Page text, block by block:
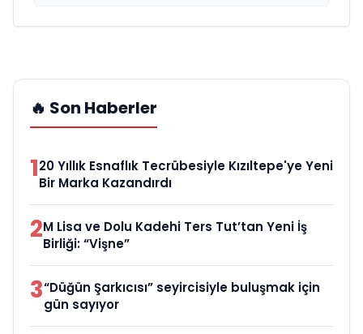
🔥 Son Haberler
120 Yıllık Esnaflık Tecrübesiyle Kızıltepe'ye Yeni
Bir Marka Kazandırdı
2M Lisa ve Dolu Kadehi Ters Tut’tan Yeni İş
Birliği: “Vişne”
3“Düğün Şarkıcısı” seyircisiyle buluşmak için
gün sayıyor